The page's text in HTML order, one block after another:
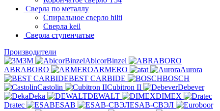
Сверла по металлу
Спиральное сверло hilti
Сверла keil
Сверла ступенчатые
Производители
3M
AbicorBinzel
ABRABORO
ARMERO at
Aurora
BEST CARBIDE
BOSCH
Castolin
Cubitron II
Debever
Deka
DEWALT
DIMEX
Dratec
ESAB
ESAB-СВЭЛ